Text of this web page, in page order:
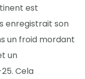
est
enregistrait son
un froid mordant
un
Cela